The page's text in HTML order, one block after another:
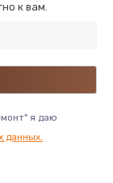
к вам.
я даю
данных.